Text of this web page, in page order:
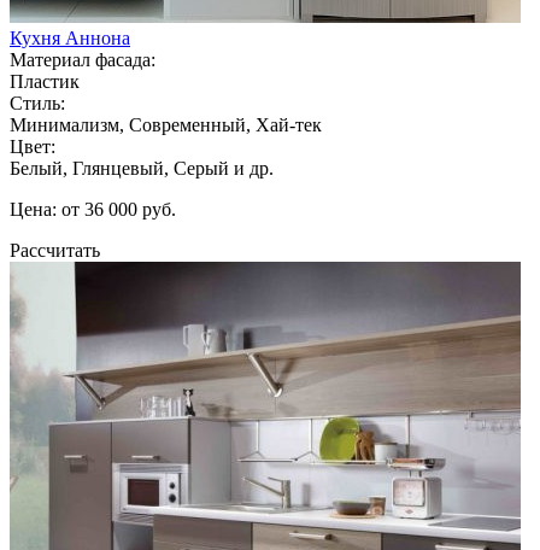
Кухня Аннона
Материал фасада:
Пластик
Стиль:
Минимализм, Современный, Хай-тек
Цвет:
Белый, Глянцевый, Серый и др.
Цена: от 36 000 руб.
Рассчитать